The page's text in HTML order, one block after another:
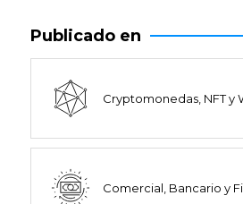
Publicado en
Cryptomonedas, NFT y
Comercial, Bancario y